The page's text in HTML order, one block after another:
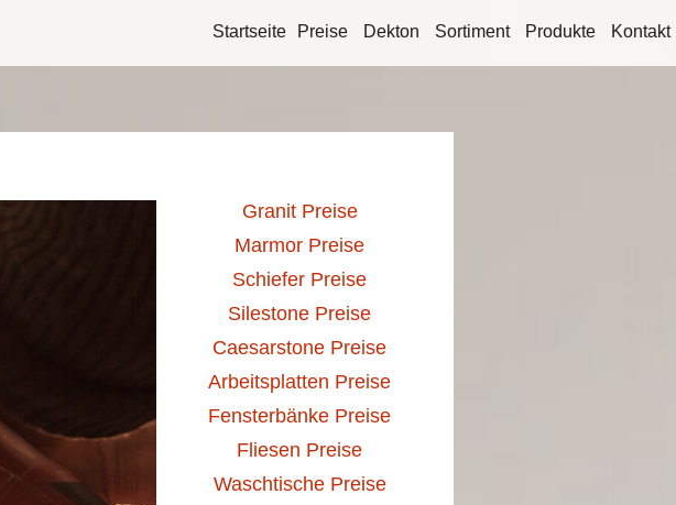
Startseite Preise Dekton Sortiment Produkte Kontakt
Granit Preise
Marmor Preise
Schiefer Preise
Silestone Preise
Caesarstone Preise
Arbeitsplatten Preise
Fensterbänke Preise
Fliesen Preise
Waschtische Preise